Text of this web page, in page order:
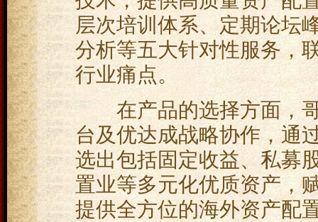
层次培训体系、定期论坛
分析等五大针对性服务，
行业痛点。
在产品的选择方面，哥
台及优达成战略协作，通
选出包括固定收益、私募
置业等多元化优质资产，
提供全方位的海外资产配